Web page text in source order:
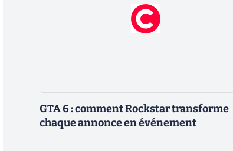
GTA 6 : comment Rockstar transforme
chaque annonce en événement